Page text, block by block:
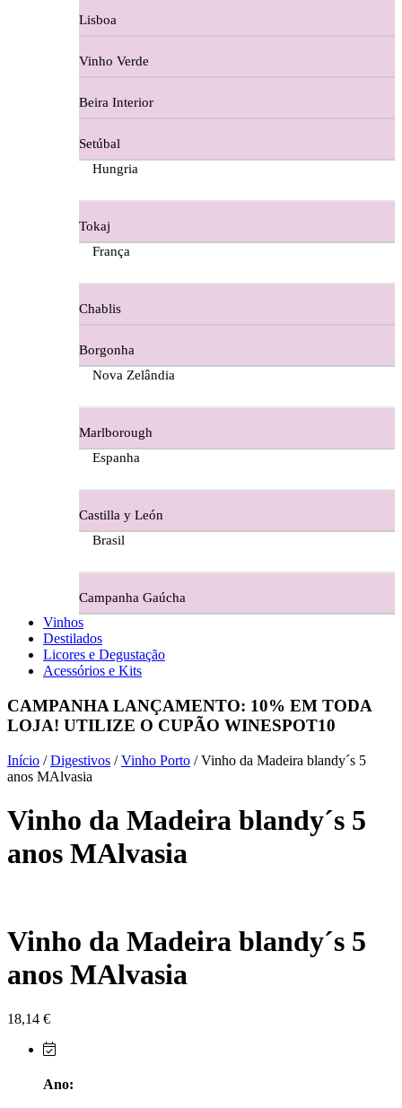
Divai - Alentejo
Dona Sancha Dão
Doroteia Douro
Ermelinda Freitas - Setubal
Evidencia Dão
Ferraz Wine - Beira Interior
Figueira Coriga - Alentejo
Guerreiro Vinhos - Bairrada
Herdade da Lisboa Alentejo
Herdade Do Freixo - Alentejo
Herdade do Moinho Branco - Alentejo
Herdade do Sobroso Alentejo
Herdade dos Coteis Alentejo
Herdade Papa Leite - Alentejo
Horacio Simoes Setubal
Já Te Disse - Alentejo
João Tique - Top Wines - Alentejo
Lisboa
Vinho Verde
Beira Interior
Setúbal
Hungria
Tokaj
França
Chablis
Borgonha
Nova Zelândia
Marlborough
Espanha
Castilla y León
Brasil
Campanha Gaúcha
Vinhos
Destilados
Licores e Degustação
Acessórios e Kits
CAMPANHA LANÇAMENTO: 10% EM TODA
LOJA! UTILIZE O CUPÃO WINESPOT10
Início /Digestivos /Vinho Porto / Vinho da Madeira blandy´s 5
anos MAlvasia
Vinho da Madeira blandy´s 5
anos MAlvasia
Vinho da Madeira blandy´s 5
anos MAlvasia
18,14 €
Ano: